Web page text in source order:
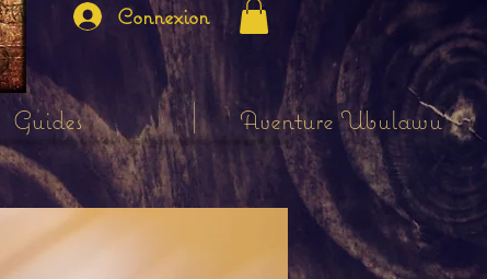
Connexion
Guides Aventure Ubulawu